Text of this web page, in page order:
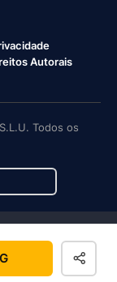
Autorais
Todos os